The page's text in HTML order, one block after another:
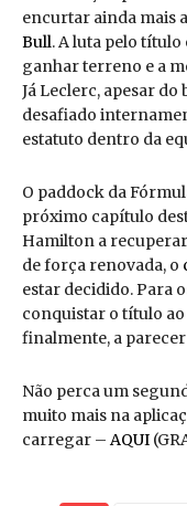
encurtar ainda mais
Bull. A luta pelo
ganhar terreno e a
Já Leclerc, apesar
desafiado
estatuto dentro da
O paddock da
próximo capítulo
Hamilton a
de força renovada, o
estar decidido. Para
conquistar o título
finalmente, a
Não perca um
muito mais na
carregar – AQUI